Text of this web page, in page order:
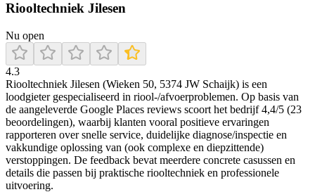
Riooltechniek Jilesen
Nu open
4.3
Riooltechniek Jilesen (Wieken 50, 5374 JW Schaijk) is een
loodgieter gespecialiseerd in riool-/afvoerproblemen. Op basis van
de aangeleverde Google Places reviews scoort het bedrijf 4,4/5 (23
beoordelingen), waarbij klanten vooral positieve ervaringen
rapporteren over snelle service, duidelijke diagnose/inspectie en
vakkundige oplossing van (ook complexe en diepzittende)
verstoppingen. De feedback bevat meerdere concrete casussen en
details die passen bij praktische riooltechniek en professionele
uitvoering.